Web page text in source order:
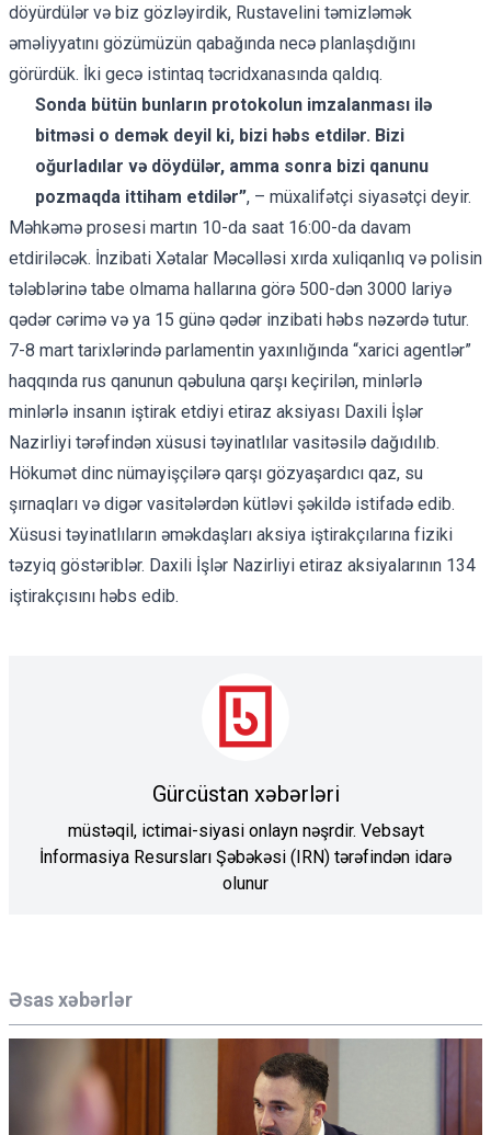
Əsas xəbərlər
döyürdülər və biz gözləyirdik, Rustavelini təmizləmək
əməliyyatını gözümüzün qabağında necə planlaşdığını
görürdük. İki gecə istintaq təcridxanasında qaldıq.
Sonda bütün bunların protokolun imzalanması ilə
bitməsi o demək deyil ki, bizi həbs etdilər. Bizi
oğurladılar və döydülər, amma sonra bizi qanunu
pozmaqda ittiham etdilər”, – müxalifətçi siyasətçi deyir.
Məhkəmə prosesi martın 10-da saat 16:00-da davam
etdiriləcək. İnzibati Xətalar Məcəlləsi xırda xuliqanlıq və polisin
tələblərinə tabe olmama hallarına görə 500-dən 3000 lariyə
qədər cərimə və ya 15 günə qədər inzibati həbs nəzərdə tutur.
7-8 mart tarixlərində parlamentin yaxınlığında “xarici agentlər”
haqqında rus qanunun qəbuluna qarşı keçirilən, minlərlə
minlərlə insanın iştirak etdiyi etiraz aksiyası Daxili İşlər
Nazirliyi tərəfindən xüsusi təyinatlılar vasitəsilə dağıdılıb.
Hökumət dinc nümayişçilərə qarşı gözyaşardıcı qaz, su
şırnaqları və digər vasitələrdən kütləvi şəkildə istifadə edib.
Xüsusi təyinatlıların əməkdaşları aksiya iştirakçılarına fiziki
təzyiq göstəriblər. Daxili İşlər Nazirliyi etiraz aksiyalarının 134
iştirakçısını həbs edib.
Gürcüstan xəbərləri
müstəqil, ictimai-siyasi onlayn nəşrdir. Vebsayt
İnformasiya Resursları Şəbəkəsi (IRN) tərəfindən idarə
olunur